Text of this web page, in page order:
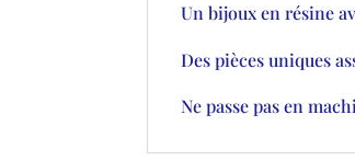
Un bijoux en résine
Des pièces uniques
Ne passe pas en